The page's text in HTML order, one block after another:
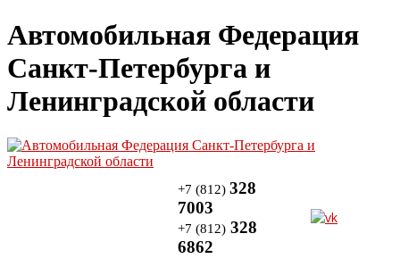
Автомобильная Федерация
Санкт-Петербурга и
Ленинградской области
+7 (812) 328
7003
+7 (812) 328
6862